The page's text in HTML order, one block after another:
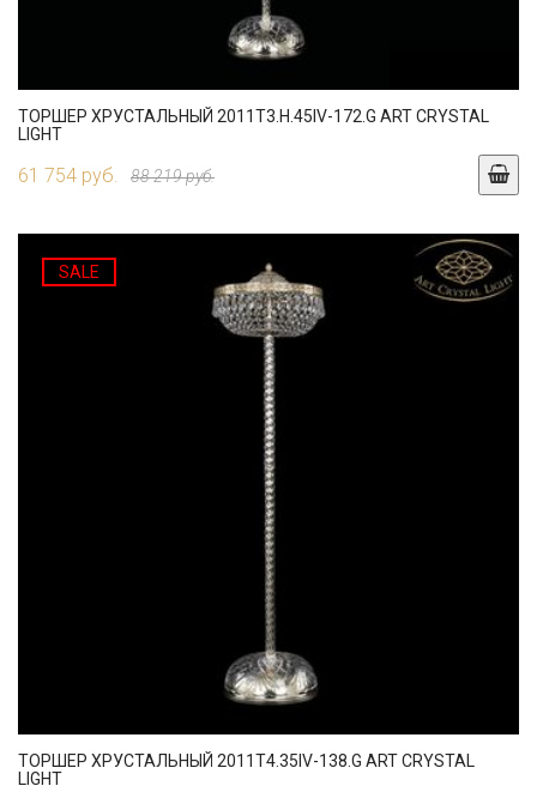
ТОРШЕР ХРУСТАЛЬНЫЙ 2011T3.H.45IV-172.G ART CRYSTAL
LIGHT
61 754 руб. 88 219 руб.
SALE
ТОРШЕР ХРУСТАЛЬНЫЙ 2011T4.35IV-138.G ART CRYSTAL
LIGHT